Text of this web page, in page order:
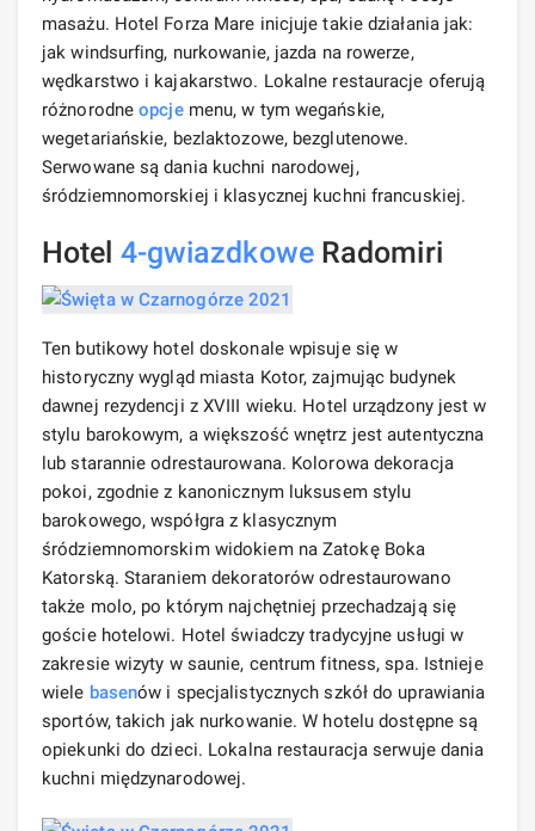
masażu. Hotel Forza Mare inicjuje takie działania jak:
jak windsurfing, nurkowanie, jazda na rowerze,
wędkarstwo i kajakarstwo. Lokalne restauracje oferują
różnorodneopcjemenu, w tym wegańskie,
wegetariańskie, bezlaktozowe, bezglutenowe.
Serwowane są dania kuchni narodowej,
śródziemnomorskiej i klasycznej kuchni francuskiej.
Hotel 4-gwiazdkoweRadomiri
Ten butikowy hotel doskonale wpisuje się w
historyczny wygląd miasta Kotor, zajmując budynek
dawnej rezydencji z XVIII wieku. Hotel urządzony jest w
stylu barokowym, a większość wnętrz jest autentyczna
lub starannie odrestaurowana. Kolorowa dekoracja
pokoi, zgodnie z kanonicznym luksusem stylu
barokowego, współgra z klasycznym
śródziemnomorskim widokiem na Zatokę Boka
Katorską. Staraniem dekoratorów odrestaurowano
także molo, po którym najchętniej przechadzają się
goście hotelowi. Hotel świadczy tradycyjne usługi w
zakresie wizyty w saunie, centrum fitness, spa. Istnieje
wiele basenów i specjalistycznych szkół do uprawiania
sportów, takich jak nurkowanie. W hotelu dostępne są
opiekunki do dzieci. Lokalna restauracja serwuje dania
kuchni międzynarodowej.